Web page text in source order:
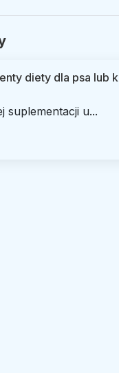
diety dla psa lub
suplementacji u...